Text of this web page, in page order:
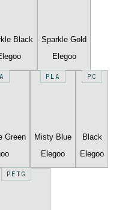
Black
Sparkle Gold
Elegoo
Green
PLA
Misty Blue
Elegoo
PC
Black
Elegoo
PETG